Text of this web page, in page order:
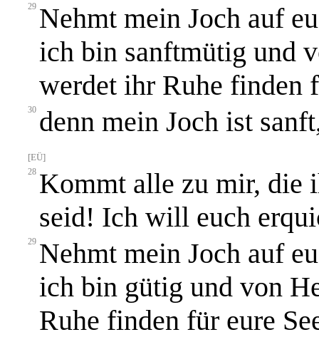
29 Nehmt mein Joch auf
ich bin sanftmütig und
werdet ihr Ruhe finden
30 denn mein Joch ist
[EÜ]
28 Kommt alle zu mir, die
seid! Ich will euch
29 Nehmt mein Joch auf
ich bin gütig und von
Ruhe finden für eure